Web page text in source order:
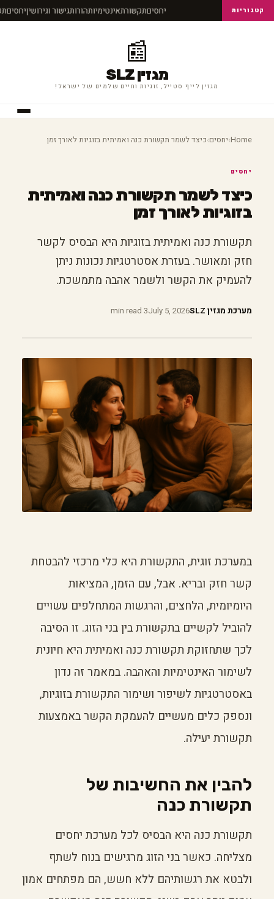
קטגוריות יחסיםתקשורתאינטימיותהורותגישור וגירושיןיחסים
📰
מגזין SLZ
מגזין לייף סטייל, זוגיות וחיים שלמים של ישראל!
Home
›יחסים›כיצד לשמר תקשורת כנה ואמיתית בזוגיות לאורך זמן
יחסים
כיצד לשמר תקשורת כנה ואמיתית
בזוגיות לאורך זמן
תקשורת כנה ואמיתית בזוגיות היא הבסיס לקשר
חזק ומאושר. בעזרת אסטרטגיות נכונות ניתן
להעמיק את הקשר ולשמר אהבה מתמשכת.
מערכת מגזין SLZ July 5, 2026
3 min read
במערכת זוגית, התקשורת היא כלי מרכזי להבטחת
קשר חזק ובריא. אבל, עם הזמן, המציאות
היומיומית, הלחצים, והרגשות המתחלפים עשויים
להוביל לקשיים בתקשורת בין בני הזוג. זו הסיבה
לכך שתחזוקת תקשורת כנה ואמיתית היא חיונית
לשימור האינטימיות והאהבה. במאמר זה נדון
באסטרטגיות לשיפור ושימור התקשורת בזוגיות,
ונספק כלים מעשיים להעמקת הקשר באמצעות
תקשורת יעילה.
להבין את החשיבות של
תקשורת כנה
תקשורת כנה היא הבסיס לכל מערכת יחסים
מצליחה. כאשר בני הזוג מרגישים בנוח לשתף
ולבטא את רגשותיהם ללא חשש, הם מפתחים אמון